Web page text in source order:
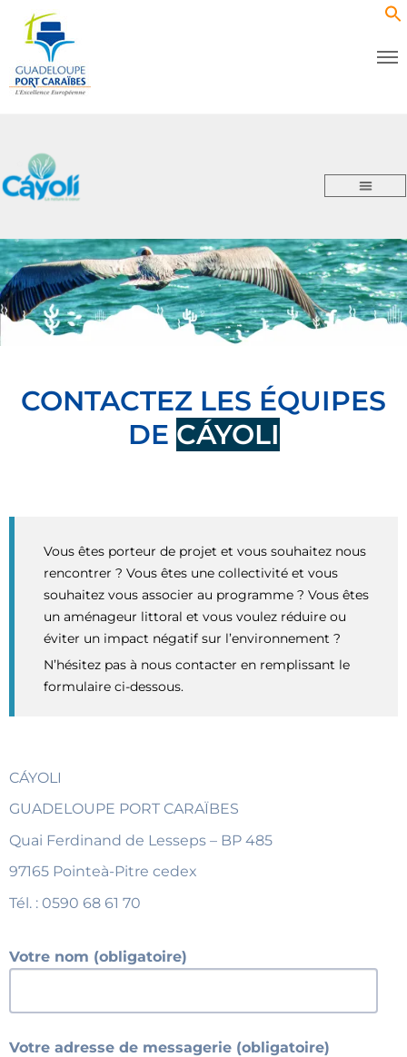
CONTACTEZ LES ÉQUIPES
DE CÁYOLI
Vous êtes porteur de projet et vous souhaitez nous
rencontrer ? Vous êtes une collectivité et vous
souhaitez vous associer au programme ? Vous êtes
un aménageur littoral et vous voulez réduire ou
éviter un impact négatif sur l’environnement ?
N’hésitez pas à nous contacter en remplissant le
formulaire ci-dessous.
CÁYOLI
GUADELOUPE PORT CARAÏBES
Quai Ferdinand de Lesseps – BP 485
97165 Pointeà-Pitre cedex
Tél. : 0590 68 61 70
Votre nom (obligatoire)
Votre adresse de messagerie (obligatoire)